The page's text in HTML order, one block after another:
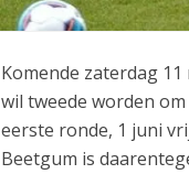
Komende zaterdag
wil tweede worden
eerste ronde, 1 juni
Beetgum is